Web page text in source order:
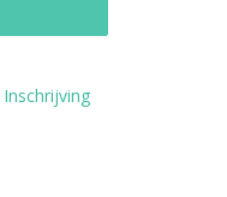
Inschrijving